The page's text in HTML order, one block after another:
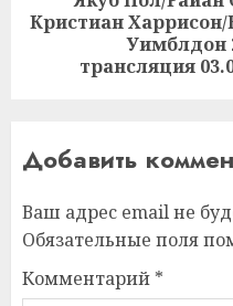
Следующая
запись:
Кристиан
Уимблдон
трансляция
Добавить
Ваш адрес email не
Обязательные поля
Комментарий *